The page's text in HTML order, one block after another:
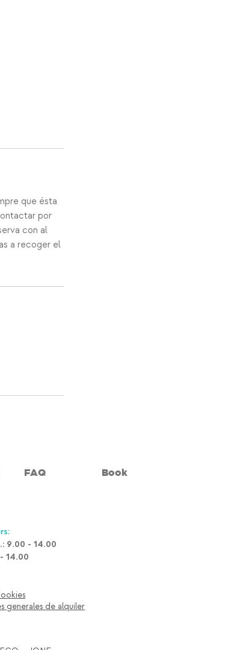
que ésta
por
con al
a recoger el
FAQ Book
9.00 - 14.00
14.00
generales de alquiler